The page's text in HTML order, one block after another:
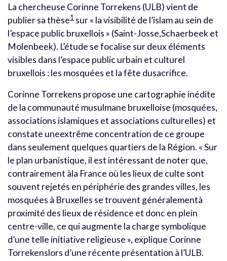
La chercheuse Corinne Torrekens (ULB) vient de
publier sa thèse1 sur « la visibilité de l’islam au sein de
l’espace public bruxellois » (Saint-Josse,Schaerbeek et
Molenbeek). L’étude se focalise sur deux éléments
visibles dans l’espace public urbain et culturel
bruxellois : les mosquées et la fête dusacrifice.
Corinne Torrekens propose une cartographie inédite
de la communauté musulmane bruxelloise (mosquées,
associations islamiques et associations culturelles) et
constate uneextrême concentration de ce groupe
dans seulement quelques quartiers de la Région. « Sur
le plan urbanistique, il est intéressant de noter que,
contrairement àla France où les lieux de culte sont
souvent rejetés en périphérie des grandes villes, les
mosquées à Bruxelles se trouvent généralementà
proximité des lieux de résidence et donc en plein
centre-ville, ce qui augmente la charge symbolique
d’une telle initiative religieuse », explique Corinne
Torrekenslors d’une récente présentation à l’ULB.